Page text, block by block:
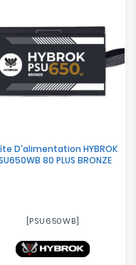
D'alimentation HYBROK
80 PLUS BRONZE
[PSU650WB]